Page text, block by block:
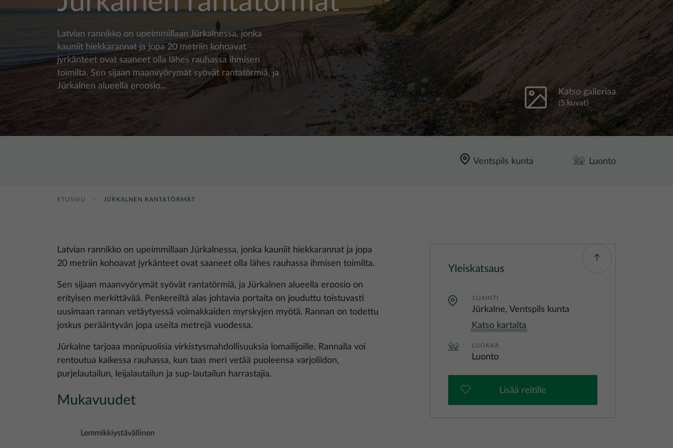
Latvian rannikko on upeimmillaan Jūrkalnessa, jonka
kauniit hiekkarannat ja jopa 20 metriin kohoavat
jyrkänteet ovat saaneet olla lähes rauhassa ihmisen
toimilta. Sen sijaan maanvyörymät syövät rantatörmiä, ja
Jūrkalnen alueella eroosio...
Katso galleriaa
(5 kuvat)
Ventspils kunta Luonto
ETUSIVU JŪRKALNEN RANTATÖRMÄT
Latvian rannikko on upeimmillaan Jūrkalnessa, jonka kauniit hiekkarannat ja jopa
20 metriin kohoavat jyrkänteet ovat saaneet olla lähes rauhassa ihmisen toimilta.
Sen sijaan maanvyörymät syövät rantatörmiä, ja Jūrkalnen alueella eroosio on
erityisen merkittävää. Penkereiltä alas johtavia portaita on jouduttu toistuvasti
uusimaan rannan vetäytyessä voimakkaiden myrskyjen myötä. Rannan on todettu
joskus perääntyvän jopa useita metrejä vuodessa.
Jūrkalne tarjoaa monipuolisia virkistysmahdollisuuksia lomailijoille. Rannalla voi
rentoutua kaikessa rauhassa, kun taas meri vetää puoleensa varjoliidon,
purjelautailun, leijalautailun ja sup-lautailun harrastajia.
Mukavuudet
Lemmikkiystävällinen
Yleiskatsaus
SIJAINTI
Jūrkalne, Ventspils kunta
Katso kartalta
LUOKKA
Luonto
Lisää reitille